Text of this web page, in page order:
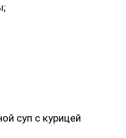
суп с курицей